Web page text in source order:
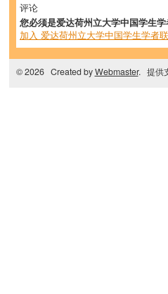
评论
您必须是爱达荷州立大学中国学生
加入 爱达荷州立大学中国学生学者
© 2026 Created byWebmaster. 提供